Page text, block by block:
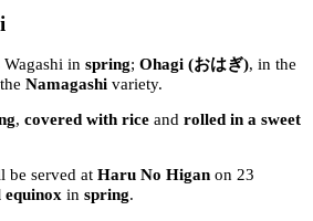
in spring; Ohagi (おはぎ), in the
Namagashi variety.
, covered with rice and rolled in a sweet
be served at Haru No Higan on 23
equinox in spring.